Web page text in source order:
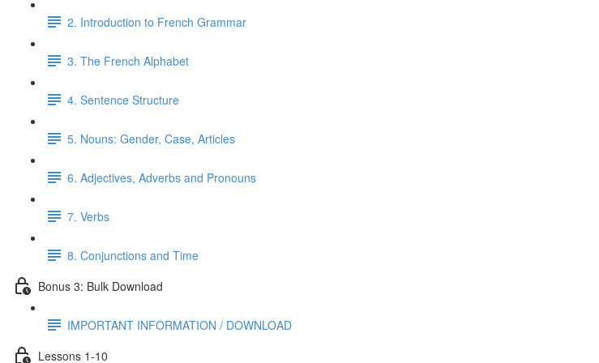
2. Introduction to French Grammar
3. The French Alphabet
4. Sentence Structure
5. Nouns: Gender, Case, Articles
6. Adjectives, Adverbs and Pronouns
7. Verbs
8. Conjunctions and Time
Bonus 3: Bulk Download
IMPORTANT INFORMATION / DOWNLOAD
Lessons 1-10